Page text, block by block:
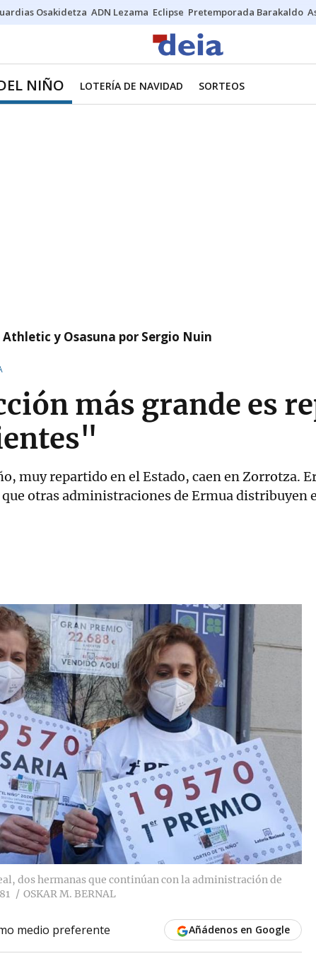
Osakidetza ADN Lezama Eclipse Pretemporada Barakaldo
NIÑO LOTERÍA DE NAVIDAD SORTEOS
y Osasuna por Sergio Nuin
más grande es
muy repartido en el Estado, caen en Zorrotza.
otras administraciones de Ermua distribuyen
dos hermanas que continúan con la administración de
OSKAR M. BERNAL
medio preferente Añádenos en Google